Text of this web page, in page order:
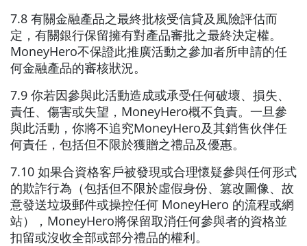
7.8 有關金融產品之最終批核受信貸及風險評估而
定，有關銀行保留擁有對產品審批之最終決定權。
MoneyHero不保證此推廣活動之參加者所申請的任
何金融產品的審核狀況。
7.9 你若因參與此活動造成或承受任何破壞、損失、
責任、傷害或失望，MoneyHero概不負責。一旦參
與此活動，你將不追究MoneyHero及其銷售伙伴任
何責任，包括但不限於獲贈之禮品及優惠。
7.10 如果合資格客戶被發現或合理懷疑參與任何形式
的欺詐行為（包括但不限於虛假身份、篡改圖像、故
意發送垃圾郵件或操控任何 MoneyHero 的流程或網
站），MoneyHero將保留取消任何參與者的資格並
扣留或沒收全部或部分禮品的權利。